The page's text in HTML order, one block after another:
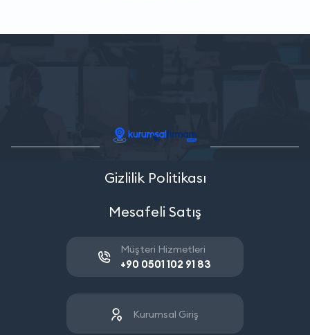
Gizlilik Politikası
Mesafeli Satış
Müşteri Hizmetleri
+90 0501 102 91 83
Kurumsal Giriş